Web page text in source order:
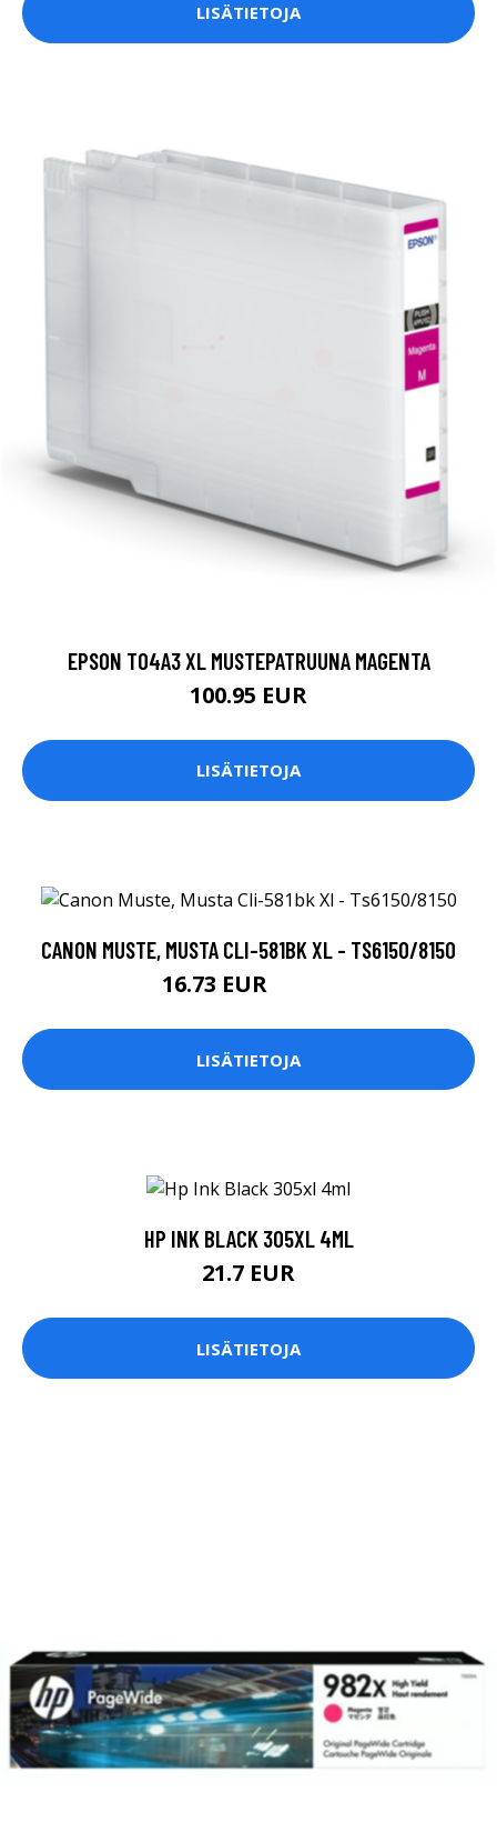
LISÄTIETOJA
EPSON T04A3 XL MUSTEPATRUUNA MAGENTA
100.95 EUR
LISÄTIETOJA
CANON MUSTE, MUSTA CLI-581BK XL - TS6150/8150
16.73 EUR
LISÄTIETOJA
HP INK BLACK 305XL 4ML
21.7 EUR
LISÄTIETOJA